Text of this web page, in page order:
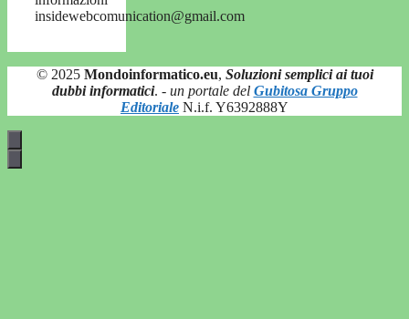
insidewebcomunication@gmail.com
© 2025 Mondoinformatico.eu, Soluzioni semplici ai tuoi
dubbi informatici. - un portale del Gubitosa Gruppo
Editoriale N.i.f. Y6392888Y